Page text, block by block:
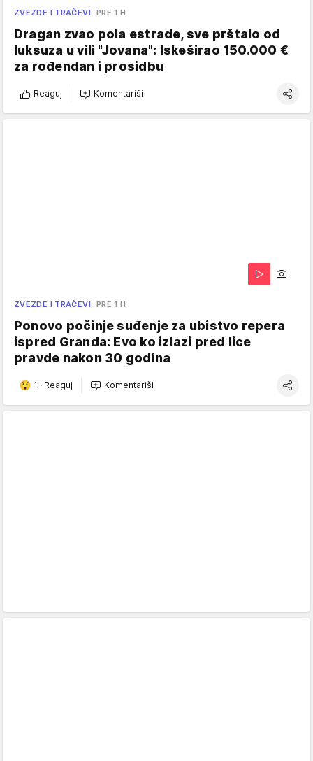
ZVEZDE I TRAČEVI PRE 1 H
Dragan zvao pola estrade, sve prštalo od
luksuza u vili "Jovana": Iskeširao 150.000 €
za rođendan i prosidbu
Reaguj Komentariši
ZVEZDE I TRAČEVI PRE 1 H
Ponovo počinje suđenje za ubistvo repera
ispred Granda: Evo ko izlazi pred lice
pravde nakon 30 godina
1 · Reaguj Komentariši